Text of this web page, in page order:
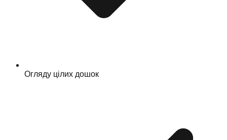
Огляду цілих дошок